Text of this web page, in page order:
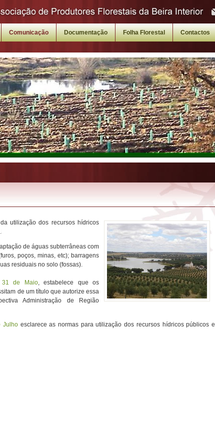
Comunicação Documentação Folha Florestal Contactos
utilização dos recursos hídricos
de águas subterrâneas com
poços, minas, etc); barragens
residuais no solo (fossas).
31 de Maio, estabelece que os
de um título que autorize essa
Administração de Região
Julhoesclarece as normas para utilização dos recursos hídricos públicos e